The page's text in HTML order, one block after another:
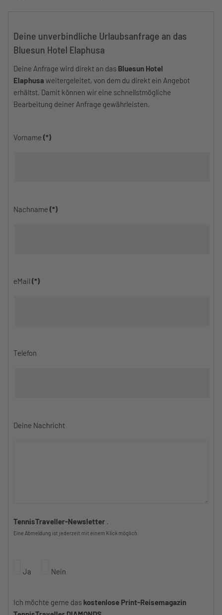
Deine unverbindliche Urlaubsanfrage an das
Bluesun Hotel Elaphusa
Deine Anfrage wird direkt an das Bluesun Hotel
Elaphusa weitergeleitet, von dem du direkt ein Angebot
erhältst. Damit können wir eine schnellstmögliche
Bearbeitung deiner Anfrage gewährleisten.
Vorname (*)
Nachname (*)
eMail (*)
Telefon
Deine Nachricht
TennisTraveller-Newsletter .
Eine Abmeldung ist jederzeit mit einem Klick möglich.
Ja Nein
Ich möchte gerne das kostenlose Print-Reisemagazin